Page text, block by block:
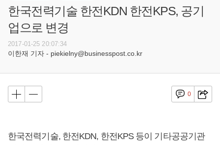
한국전력기술 한전KDN 한전KPS, 공기
업으로 변경
2017-01-25 20:07:34
이한재 기자 - piekielny@businesspost.co.kr
0
한국전력기술, 한전KDN, 한전KPS 등이 기타공공기관